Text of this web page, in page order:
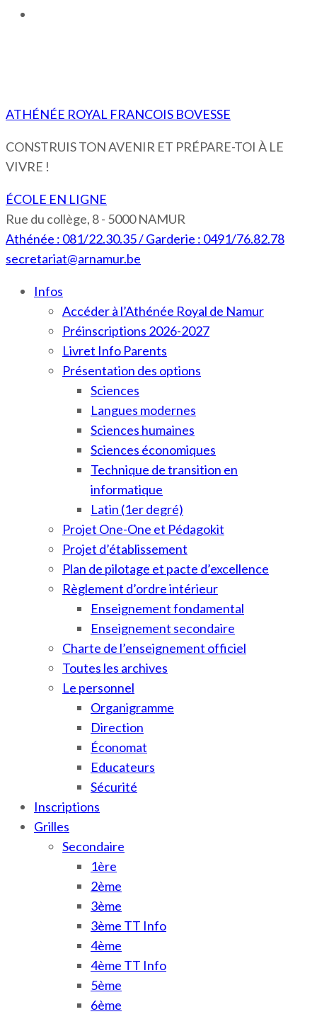
ATHÉNÉE ROYAL FRANCOIS BOVESSE
CONSTRUIS TON AVENIR ET PRÉPARE-TOI À LE
VIVRE !
ÉCOLE EN LIGNE
Rue du collège, 8 - 5000 NAMUR
Athénée : 081/22.30.35 / Garderie : 0491/76.82.78
secretariat@arnamur.be
Infos
Accéder à l’Athénée Royal de Namur
Préinscriptions 2026-2027
Livret Info Parents
Présentation des options
Sciences
Langues modernes
Sciences humaines
Sciences économiques
Technique de transition en
informatique
Latin (1er degré)
Projet One-One et Pédagokit
Projet d’établissement
Plan de pilotage et pacte d’excellence
Règlement d’ordre intérieur
Enseignement fondamental
Enseignement secondaire
Charte de l’enseignement officiel
Toutes les archives
Le personnel
Organigramme
Direction
Économat
Educateurs
Sécurité
Inscriptions
Grilles
Secondaire
1ère
2ème
3ème
3ème TT Info
4ème
4ème TT Info
5ème
6ème